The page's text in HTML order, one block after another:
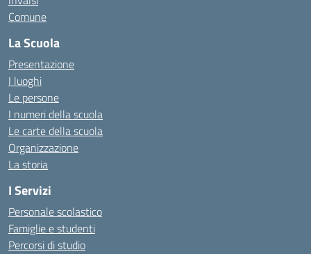
Comune
La Scuola
Presentazione
I luoghi
Le persone
I numeri della scuola
Le carte della scuola
Organizzazione
La storia
I Servizi
Personale scolastico
Famiglie e studenti
Percorsi di studio